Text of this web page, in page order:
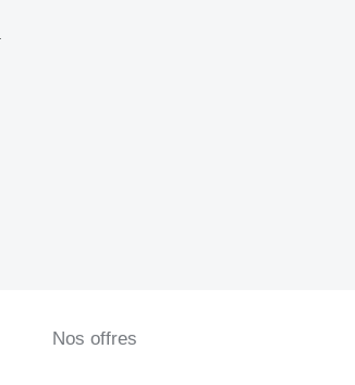
Nos offres